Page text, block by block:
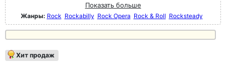
Показать больше
Жанры: Rock Rockabilly Rock Opera Rock & Roll Rocksteady
Хит продаж